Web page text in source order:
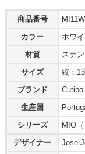
商品番号
MI11W
カラー
ホワイ
材質
ステ
サイズ
縦：
ブランド
生産国
シリーズ
MIO（
デザイナー
Jose